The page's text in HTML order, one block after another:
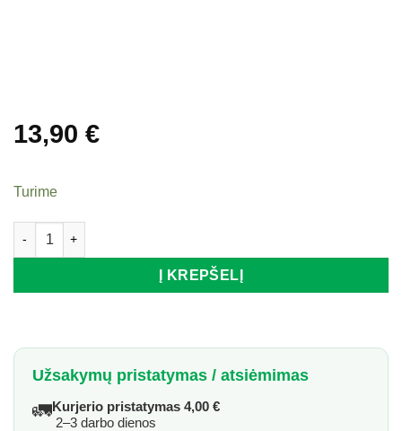
13,90 €
Turime
produkto kiekis: Apimties suteikiantis purškiklis Milk Shake
Į KREPŠELĮ
Užsakymų pristatymas / atsiėmimas
🚛Kurjerio pristatymas 4,00 €
2–3 darbo dienos